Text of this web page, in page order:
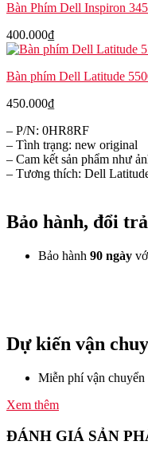
Bàn Phím Dell Inspiron
400.000₫
Bàn phím Dell Latitude
450.000₫
– P/N: 0HR8RF
– Tình trạng: new original
– Cam kết sản phẩm như
– Tương thích: Dell
Bảo hành, đổi trả
Bảo hành 90 ngày
Dự kiến vận
Miễn phí vận
Xem thêm
ĐÁNH GIÁ SẢN